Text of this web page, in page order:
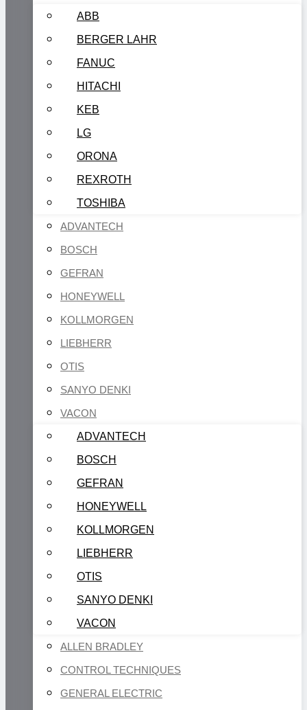
ABB
BERGER LAHR
FANUC
HITACHI
KEB
LG
ORONA
REXROTH
TOSHIBA
ADVANTECH
BOSCH
GEFRAN
HONEYWELL
KOLLMORGEN
LIEBHERR
OTIS
SANYO DENKI
VACON
ADVANTECH
BOSCH
GEFRAN
HONEYWELL
KOLLMORGEN
LIEBHERR
OTIS
SANYO DENKI
VACON
ALLEN BRADLEY
CONTROL TECHNIQUES
GENERAL ELECTRIC